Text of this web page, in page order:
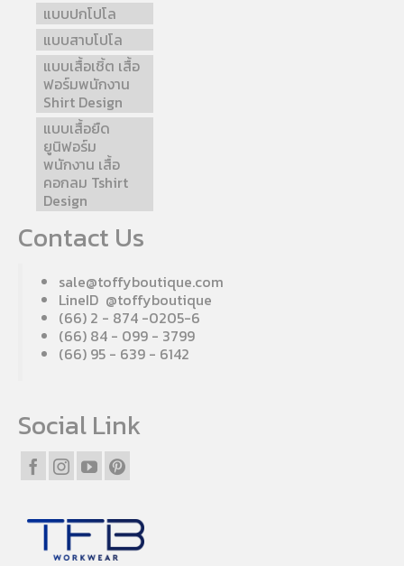
แบบปกโปโล
แบบสาบโปโล
แบบเสื้อเชิ้ต เสื้อ
ฟอร์มพนักงาน
Shirt Design
แบบเสื้อยืด
ยูนิฟอร์ม
พนักงาน เสื้อ
คอกลม Tshirt
Design
Contact Us
sale@toffyboutique.com
LineID @toffyboutique
(66) 2 - 874 -0205-6
(66) 84 - 099 - 3799
(66) 95 - 639 - 6142
Social Link